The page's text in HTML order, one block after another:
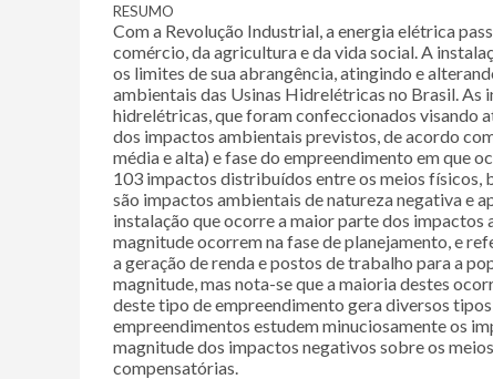
RESUMO
Com a Revolução Industrial, a energia elétrica
comércio, da agricultura e da vida social. A
os limites de sua abrangência, atingindo e
ambientais das Usinas Hidrelétricas no Brasil.
hidrelétricas, que foram confeccionados visando
dos impactos ambientais previstos, de acordo
média e alta) e fase do empreendimento em que
103 impactos distribuídos entre os meios
são impactos ambientais de natureza negativa e
instalação que ocorre a maior parte dos
magnitude ocorrem na fase de planejamento, e
a geração de renda e postos de trabalho para a
magnitude, mas nota-se que a maioria destes
deste tipo de empreendimento gera diversos
empreendimentos estudem minuciosamente os
magnitude dos impactos negativos sobre os
compensatórias.